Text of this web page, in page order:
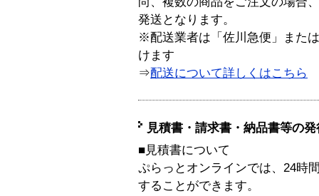
発送となります。
※配送業者は「佐川急便」また
けます
⇒配送について詳しくはこちら
見積書・請求書・納品書等の
■見積書について
ぷらっとオンラインでは、24時
することができます。